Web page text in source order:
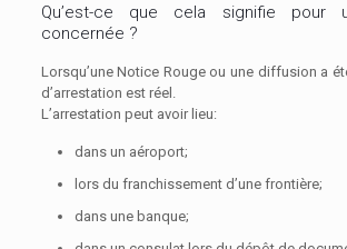
Qu’est-ce que cela signifie pour
concernée ?
Lorsqu’une Notice Rouge ou une diffusion a
d’arrestation est réel.
L’arrestation peut avoir lieu:
dans un aéroport;
lors du franchissement d’une frontière;
dans une banque;